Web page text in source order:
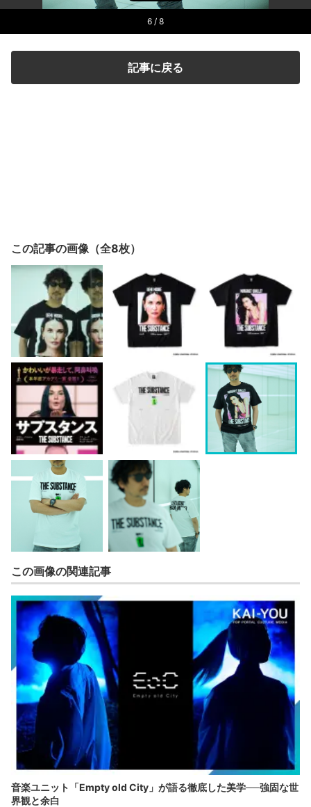
6 / 8
記事に戻る
この記事の画像（全8枚）
この画像の関連記事
音楽ユニット「Empty old City」が語る徹底した美学──強固な世
界観と余白